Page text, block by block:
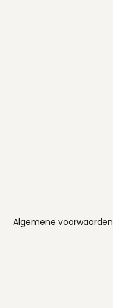
Algemene voorwaarden